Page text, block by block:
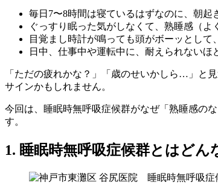
毎日7〜8時間は寝ているはずなのに、朝起
ぐっすり眠った気がしなくて、熟睡感（
目覚まし時計が鳴っても頭がボーッとして
日中、仕事中や運転中に、耐えられないほ
「ただの疲れかな？」「歳のせいかしら…」と
サインかもしれません。
今回は、睡眠時無呼吸症候群がなぜ「熟睡感の
す。
1. 睡眠時無呼吸症候群とはどん